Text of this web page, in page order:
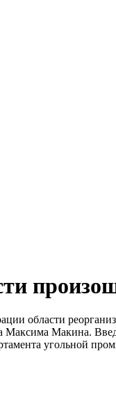
области
Максима Макина.
угольной